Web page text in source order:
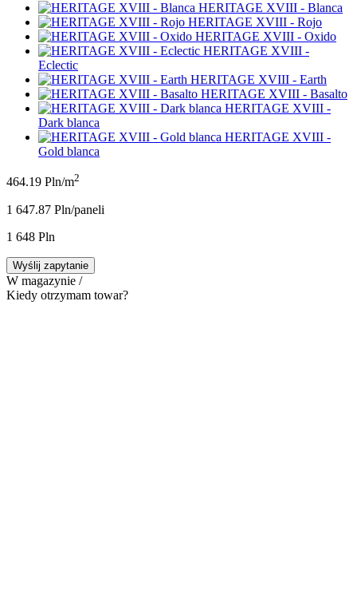
HERITAGE XVIII - Blanca
HERITAGE XVIII - Rojo
HERITAGE XVIII - Oxido
HERITAGE XVIII -
Eclectic
HERITAGE XVIII - Earth
HERITAGE XVIII - Basalto
HERITAGE XVIII -
Dark blanca
HERITAGE XVIII -
Gold blanca
464.19 Pln/m2
1 647.87 Pln/paneli
1 648 Pln
Wyślij zapytanie
W magazynie /
Kiedy otrzymam towar?